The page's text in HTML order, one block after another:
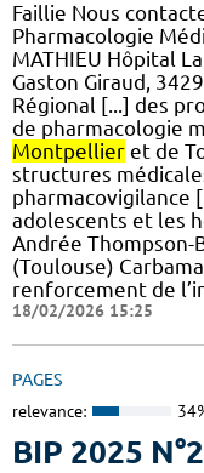
Faillie Nous
Pharmacologie
MATHIEU Hôpital
Gaston Giraud,
Régional [...] des
de pharmacologie
Montpellier et de
structures
pharmacovigilance
adolescents et les
Andrée Thompson-
(Toulouse)
renforcement de
18/02/2026 15:25
PAGES
relevance:
BIP 2025 N°2